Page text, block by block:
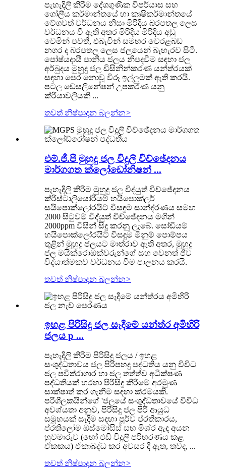
පැහැදිලි කිරීම දේශගුණික විපර්යාස සහ
ගෝලීය කර්මාන්තයේ හා කෘෂිකර්මාන්තයේ
වේගවත් වර්ධනය නිසා මිරිදිය බරපතල ලෙස
වර්ධනය වී ඇති අතර මිරිදිය මිරිදිය අඩු
වෙමින් පවතී, එබැවින් සමහර වෙරළබඩ
නගර ද බරපතල ලෙස ජලයෙන් බැහැරව සිටී.
පෝෂ්යදායී පානීය ජලය නිපදවීම සඳහා ජල
අර්බුදය මුහුදු ජල ඩිසිනින්කරණ යන්ත්රයක්
සඳහා පෙර නොවූ විරූ ඉල්ලුමක් ඇති කරයි.
පටල ඩෙසලිනේෂන් උපකරණ යනු
ක්රියාවලියකි ...
තවත් නිෂ්පාදන බලන්න>
එම්.ජී.පී මුහුදු ජල විදුලි විච්ඡේදනය
මාර්ගගත ක්ලෝඩෝනිෂන් ...
පැහැදිලි කිරීම මුහුදු ජල විද්යුත් විච්ඡේදනය
ක්රිස්ටාලියෝරියම් හයිපොක්ලර්
සයිපොක්ලෝරයිට් විසඳුම සාන්ද්රණය සමඟ
2000 සිටුවම් විද්යුත් විච්ඡේදනය මගින්
2000ppm විසින් සිදු කරනු ලැබේ. සෝඩියම්
හයිපොක්ලෝරයිට් විසඳුම මිනුම් පොම්පය
තුළින් මුහුදු ජලයට මාත්රාව ඇති අතර, මුහුදු
ජල මයික්රොඔක්වරුන්ගේ සහ වෙනත් ජීව
විද්යාත්මකව වර්ධනය වීම පාලනය කරයි.
තවත් නිෂ්පාදන බලන්න>
ඉහළ පිරිසිදු ජල සෑදීමේ යන්ත්ර අමිහිරි
ජලය p ...
පැහැදිලි කිරීම පිරිසිදු ජලය / ඉහළ
සංශුද්ධතාවය ජල පිරිපහදු පද්ධතිය යනු විවිධ
ජල පවිත්රාගාර හා ජල තත්ත්ව අධීක්ෂණ
පද්ධතියක් හරහා පිරිසිදු කිරීමේ අරමුණ
සාක්ෂාත් කර ගැනීම සඳහා ක්රමයකි.
පරිශීලකයින්ගේ 'ජලයේ සංශුද්ධතාවයේ විවිධ
අවශ්යතා අනුව, පිරිසිදු ජල පිරි ආයුධ
සමූහයක් සෑදීම සඳහා පූර්ව ප්රතිකාරය,
ප්රතිලෝම ඔස්මෝසිස් සහ මිශ්ර ඇඳ අයන
හුවමාරුව (හෝ එඩී විදුලි පරිහරණය කළ
ඒකකය) ඒකාබද්ධ කර අවසර දී ඇත, තවද, ...
තවත් නිෂ්පාදන බලන්න>